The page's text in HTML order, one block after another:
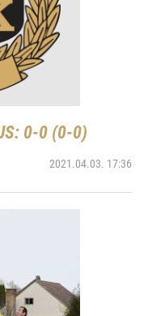
0-0 (0-0)
2021.04.03. 17:36